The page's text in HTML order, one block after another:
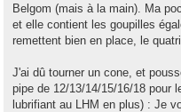
Belgom (mais à la main). Ma
et elle contient les goupilles
remettent bien en place, le
J'ai dû tourner un cone, et
pipe de 12/13/14/15/16/18 pour
lubrifiant au LHM en plus) : Je